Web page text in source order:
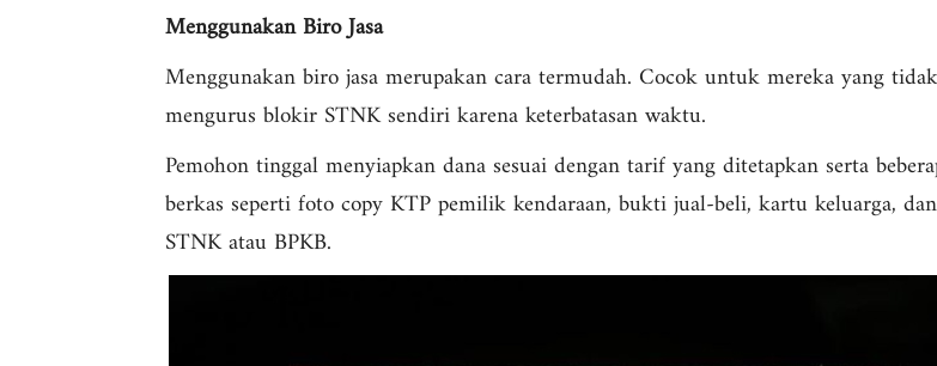
Menggunakan Biro Jasa
Menggunakan biro jasa merupakan cara termudah. Cocok untuk mereka yang
mengurus blokir STNK sendiri karena keterbatasan waktu.
Pemohon tinggal menyiapkan dana sesuai dengan tarif yang ditetapkan serta
berkas seperti foto copy KTP pemilik kendaraan, bukti jual-beli, kartu keluarga, dan
STNK atau BPKB.